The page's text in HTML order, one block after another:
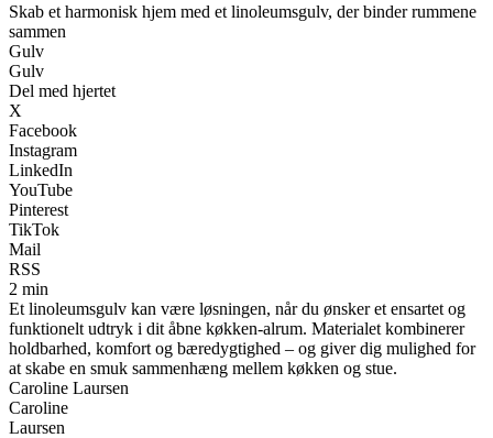
Skab et harmonisk hjem med et linoleumsgulv, der binder rummene
sammen
Gulv
Gulv
Del med hjertet
X
Facebook
Instagram
LinkedIn
YouTube
Pinterest
TikTok
Mail
RSS
2 min
Et linoleumsgulv kan være løsningen, når du ønsker et ensartet og
funktionelt udtryk i dit åbne køkken-alrum. Materialet kombinerer
holdbarhed, komfort og bæredygtighed – og giver dig mulighed for
at skabe en smuk sammenhæng mellem køkken og stue.
Caroline Laursen
Caroline
Laursen